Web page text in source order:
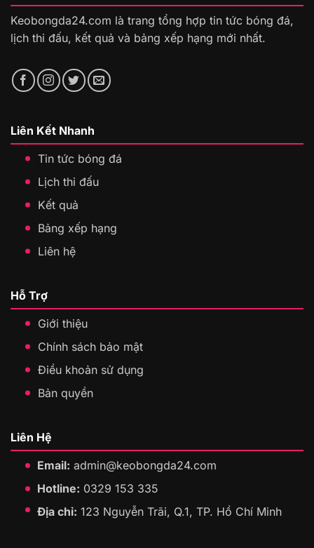
Keobongda24.com là trang tổng hợp tin tức bóng đá,
lịch thi đấu, kết quả và bảng xếp hạng mới nhất.
Liên Kết Nhanh
Tin tức bóng đá
Lịch thi đấu
Kết quả
Bảng xếp hạng
Liên hệ
Hỗ Trợ
Giới thiệu
Chính sách bảo mật
Điều khoản sử dụng
Bản quyền
Liên Hệ
Email: admin@keobongda24.com
Hotline: 0329 153 335
Địa chỉ: 123 Nguyễn Trãi, Q.1, TP. Hồ Chí Minh